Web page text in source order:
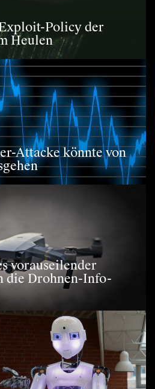
Policy der
Heulen
Attacke könnte von
vorauseilender
die Drohnen-Info-